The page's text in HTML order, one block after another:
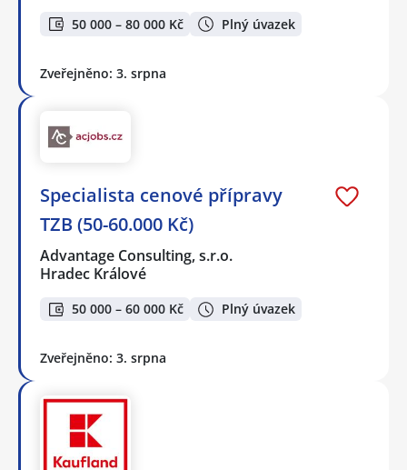
50 000 – 80 000 Kč Plný úvazek
Zveřejněno: 3. srpna
Specialista cenové přípravy
TZB (50-60.000 Kč)
Advantage Consulting, s.r.o.
Hradec Králové
50 000 – 60 000 Kč Plný úvazek
Zveřejněno: 3. srpna